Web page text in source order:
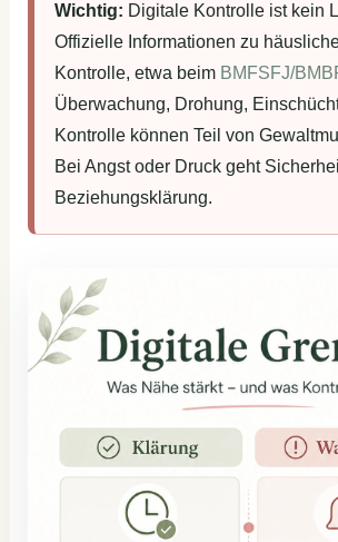
Wichtig: Digitale Kontrolle ist kein
Offizielle Informationen zu
Kontrolle, etwa beim BMFSFJ/
Überwachung, Drohung,
Kontrolle können Teil von
Bei Angst oder Druck geht
Beziehungsklärung.